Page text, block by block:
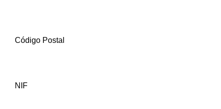
Código Postal
NIF